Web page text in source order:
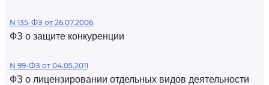
N 135-ФЗ от 26.07.2006
ФЗ о защите конкуренции
N 99-ФЗ от 04.05.2011
ФЗ о лицензировании отдельных видов деятельности